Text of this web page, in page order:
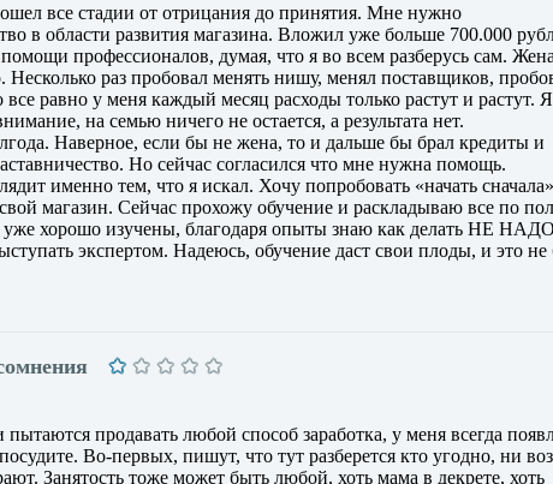
все стадии от отрицания до принятия. Мне нужно
в области развития магазина. Вложил уже больше 700.000
профессионалов, думая, что я во всем разберусь сам.
Несколько раз пробовал менять нишу, менял поставщиков,
равно у меня каждый месяц расходы только растут и растут. Я
на семью ничего не остается, а результата нет.
Наверное, если бы не жена, то и дальше бы брал кредиты и
Но сейчас согласился что мне нужна помощь.
именно тем, что я искал. Хочу попробовать «начать
магазин. Сейчас прохожу обучение и раскладываю все по
хорошо изучены, благодаря опыты знаю как делать НЕ
экспертом. Надеюсь, обучение даст свои плоды, и это не
продавать любой способ заработка, у меня всегда
Во-первых, пишут, что тут разберется кто угодно, ни
Занятость тоже может быть любой, хоть мама в декрете, хоть